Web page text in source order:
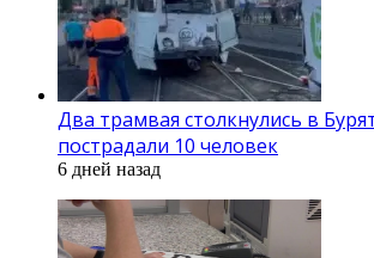
Два трамвая столкнулись в
пострадали 10 человек
6 дней назад